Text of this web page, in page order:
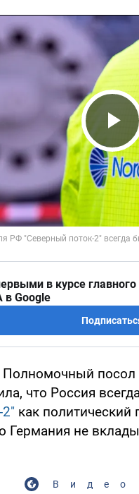
в курсе
в Google
посол
что Россия
как политический
Германия не